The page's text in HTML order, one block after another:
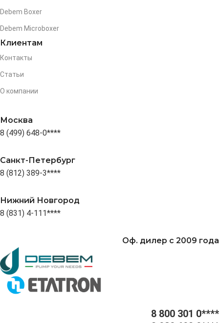
Debem Boxer
Debem Microboxer
Клиентам
Контакты
Статьи
О компании
Москва
8 (499) 648-0****
Санкт-Петербург
8 (812) 389-3****
Нижний Новгород
8 (831) 4-111****
Оф. дилер с 2009 года
8 800 301 0****